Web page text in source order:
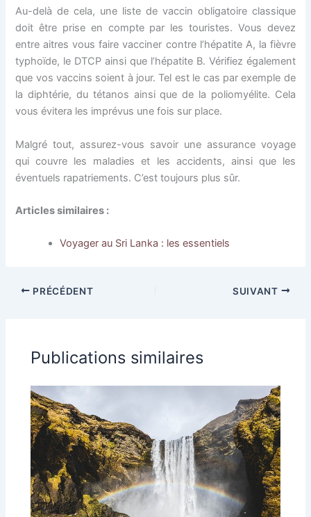
Au-delà de cela, une liste de vaccin obligatoire classique
doit être prise en compte par les touristes. Vous devez
entre aitres vous faire vacciner contre l’hépatite A, la fièvre
typhoïde, le DTCP ainsi que l’hépatite B. Vérifiez également
que vos vaccins soient à jour. Tel est le cas par exemple de
la diphtérie, du tétanos ainsi que de la poliomyélite. Cela
vous évitera les imprévus une fois sur place.
Malgré tout, assurez-vous savoir une assurance voyage
qui couvre les maladies et les accidents, ainsi que les
éventuels rapatriements. C’est toujours plus sûr.
Articles similaires :
Voyager au Sri Lanka : les essentiels
PRÉCÉDENT SUIVANT
Publications similaires